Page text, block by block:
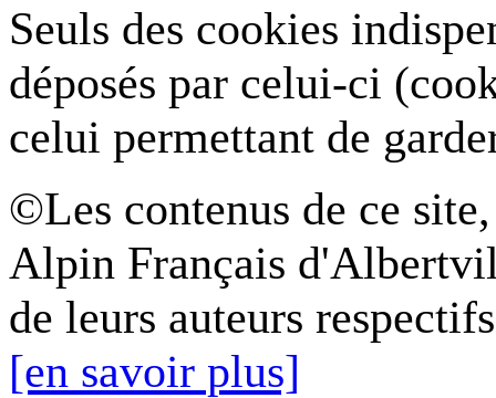
Seuls des cookies
déposés par celui-ci
celui permettant de
©Les contenus de ce
Alpin Français
de leurs auteurs
[en savoir plus]